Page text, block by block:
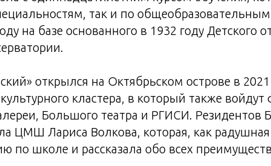
так и по
на базе основанного в 1932 году Детского
открылся на Октябрьском острове в
кластера, в который также
Большого театра и РГИСИ.
ЦМШ Лариса Волкова, которая, как радушная
по школе и рассказала обо всех